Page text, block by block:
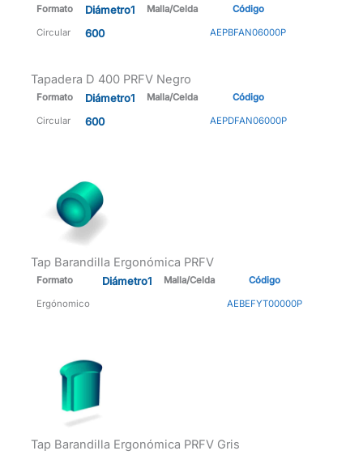
Formato Diámetro1 Malla/Celda Código
Circular 600 AEPBFAN06000P
Tapadera D 400 PRFV Negro
Formato Diámetro1 Malla/Celda Código
Circular 600 AEPDFAN06000P
Tap Barandilla Ergonómica PRFV
Formato Diámetro1 Malla/Celda Código
Ergónomico AEBEFYT00000P
Tap Barandilla Ergonómica PRFV Gris